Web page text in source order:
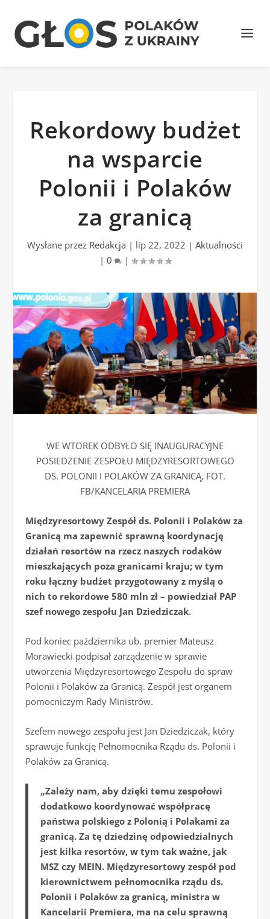
Rekordowy budżet
na wsparcie
Polonii i Polaków
za granicą
Wysłane przez Redakcja | lip 22, 2022 | Aktualności
| 0 |
WE WTOREK ODBYŁO SIĘ INAUGURACYJNE
POSIEDZENIE ZESPOŁU MIĘDZYRESORTOWEGO
DS. POLONII I POLAKÓW ZA GRANICĄ, FOT.
FB/KANCELARIA PREMIERA
Międzyresortowy Zespół ds. Polonii i Polaków za
Granicą ma zapewnić sprawną koordynację
działań resortów na rzecz naszych rodaków
mieszkających poza granicami kraju; w tym
roku łączny budżet przygotowany z myślą o
nich to rekordowe 580 mln zł – powiedział PAP
szef nowego zespołu Jan Dziedziczak.
Pod koniec października ub. premier Mateusz
Morawiecki podpisał zarządzenie w sprawie
utworzenia Międzyresortowego Zespołu do spraw
Polonii i Polaków za Granicą. Zespół jest organem
pomocniczym Rady Ministrów.
Szefem nowego zespołu jest Jan Dziedziczak, który
sprawuje funkcję Pełnomocnika Rządu ds. Polonii i
Polaków za Granicą.
„Zależy nam, aby dzięki temu zespołowi
dodatkowo koordynować współpracę
państwa polskiego z Polonią i Polakami za
granicą. Za tę dziedzinę odpowiedzialnych
jest kilka resortów, w tym tak ważne, jak
MSZ czy MEIN. Międzyresortowy zespół pod
kierownictwem pełnomocnika rządu ds.
Polonii i Polaków za granicą, ministra w
Kancelarii Premiera, ma na celu sprawną